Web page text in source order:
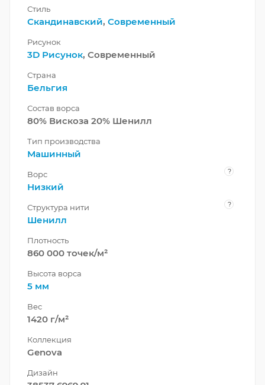
Стиль
Скандинавский, Современный
Рисунок
3D Рисунок, Современный
Страна
Бельгия
Состав ворса
80% Вискоза 20% Шенилл
Тип производства
Машинный
Ворс ?
Низкий
Структура нити ?
Шенилл
Плотность
860 000 точек/м²
Высота ворса
5 мм
Вес
1420 г/м²
Коллекция
Genova
Дизайн